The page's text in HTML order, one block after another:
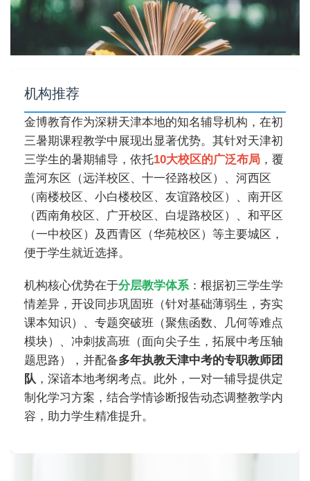
机构推荐
金博教育作为深耕天津本地的知名辅导机构，在初
三暑期课程教学中展现出显著优势。其针对天津初
三学生的暑期辅导，依托10大校区的广泛布局 ，覆
盖河东区（远洋校区、十一径路校区）、河西区
（南楼校区、小白楼校区、友谊路校区）、南开区
（西南角校区、广开校区、白堤路校区）、和平区
（一中校区）及西青区（华苑校区）等主要城区，
便于学生就近选择。
机构核心优势在于分层教学体系 ：根据初三学生学
情差异，开设同步巩固班（针对基础薄弱生，夯实
课本知识）、专题突破班（聚焦函数、几何等难点
模块）、冲刺拔高班（面向尖子生，拓展中考压轴
题思路），并配备多年执教天津中考的专职教师团
队 ，深谙本地考纲考点。此外，一对一辅导提供定
制化学习方案，结合学情诊断报告动态调整教学内
容，助力学生精准提升。